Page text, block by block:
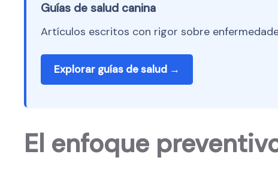
Guías de salud canina
Artículos escritos con rigor sobre
Explorar guías de salud →
El enfoque